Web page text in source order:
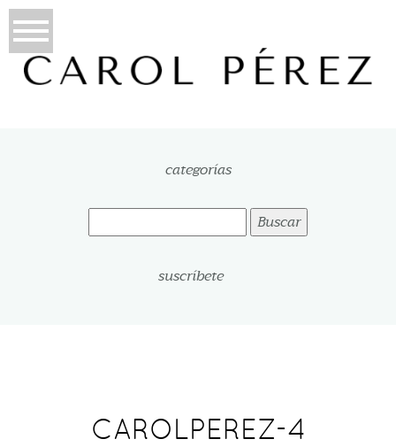
categorías
Buscar:
suscríbete
CAROLPEREZ-4